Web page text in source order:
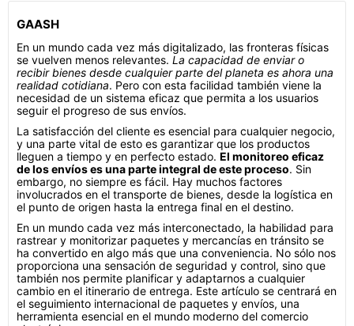
GAASH
En un mundo cada vez más digitalizado, las fronteras físicas
se vuelven menos relevantes. La capacidad de enviar o
recibir bienes desde cualquier parte del planeta es ahora una
realidad cotidiana. Pero con esta facilidad también viene la
necesidad de un sistema eficaz que permita a los usuarios
seguir el progreso de sus envíos.
La satisfacción del cliente es esencial para cualquier negocio,
y una parte vital de esto es garantizar que los productos
lleguen a tiempo y en perfecto estado. El monitoreo eficaz
de los envíos es una parte integral de este proceso. Sin
embargo, no siempre es fácil. Hay muchos factores
involucrados en el transporte de bienes, desde la logística en
el punto de origen hasta la entrega final en el destino.
En un mundo cada vez más interconectado, la habilidad para
rastrear y monitorizar paquetes y mercancías en tránsito se
ha convertido en algo más que una conveniencia. No sólo nos
proporciona una sensación de seguridad y control, sino que
también nos permite planificar y adaptarnos a cualquier
cambio en el itinerario de entrega. Este artículo se centrará en
el seguimiento internacional de paquetes y envíos, una
herramienta esencial en el mundo moderno del comercio